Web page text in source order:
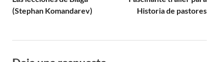
(Stephan Komandarev)
Historia de pastores